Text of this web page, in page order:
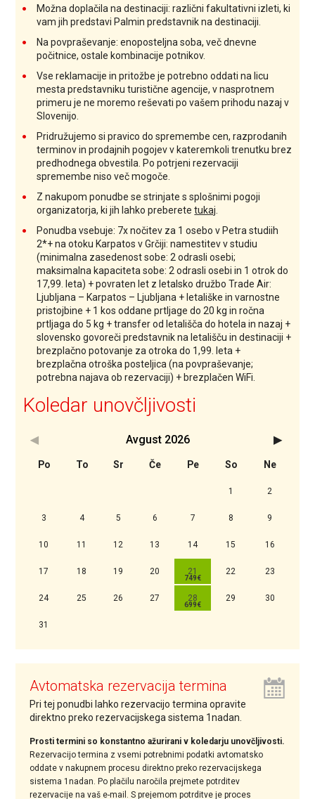
Možna doplačila na destinaciji: različni fakultativni izleti, ki
vam jih predstavi Palmin predstavnik na destinaciji.
Na povpraševanje: enoposteljna soba, več dnevne
počitnice, ostale kombinacije potnikov.
Vse reklamacije in pritožbe je potrebno oddati na licu
mesta predstavniku turistične agencije, v nasprotnem
primeru je ne moremo reševati po vašem prihodu nazaj v
Slovenijo.
Pridružujemo si pravico do spremembe cen, razprodanih
terminov in prodajnih pogojev v kateremkoli trenutku brez
predhodnega obvestila. Po potrjeni rezervaciji
spremembe niso več mogoče.
Z nakupom ponudbe se strinjate s splošnimi pogoji
organizatorja, ki jih lahko preberetetukaj
Ponudba vsebuje: 7x nočitev za 1 osebo v Petra studiih
2*+ na otoku Karpatos v Grčiji: namestitev v studiu
(minimalna zasedenost sobe: 2 odrasli osebi;
maksimalna kapaciteta sobe: 2 odrasli osebi in 1 otrok do
17,99. leta) + povraten let z letalsko družbo Trade Air:
Ljubljana – Karpatos – Ljubljana + letališke in varnostne
pristojbine + 1 kos oddane prtljage do 20 kg in ročna
prtljaga do 5 kg + transfer od letališča do hotela in nazaj +
slovensko govoreči predstavnik na letališču in destinaciji +
brezplačno potovanje za otroka do 1,99. leta +
brezplačna otroška posteljica (na povpraševanje;
potrebna najava ob rezervaciji) + brezplačen WiFi.
Koledar unovčljivosti
Avgust 2026
Po To Sr Če Pe So Ne
1 2
3 4 5 6 7 8 9
10 11 12 13 14 15 16
17 18 19 20 21 22 23
24 25 26 27 28 29 30
31
Avtomatska rezervacija termina
Pri tej ponudbi lahko rezervacijo termina opravite
direktno preko rezervacijskega sistema 1nadan.
Prosti termini so konstantno ažurirani v koledarju unovčljivosti.
Rezervacijo termina z vsemi potrebnimi podatki avtomatsko
oddate v nakupnem procesu direktno preko rezervacijskega
sistema 1nadan. Po plačilu naročila prejmete potrditev
rezervacije na vaš e-mail. S prejemom potrditve je proces